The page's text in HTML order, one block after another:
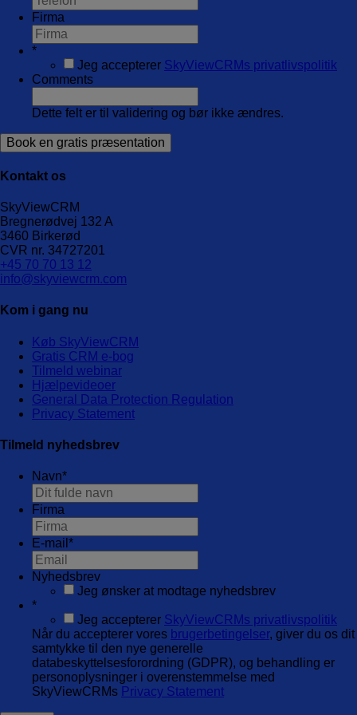
Firma
*
Jeg accepterer SkyViewCRMs privatlivspolitik
Comments
Dette felt er til validering og bør ikke ændres.
Kontakt os
SkyViewCRM
Bregnerødvej 132 A
3460 Birkerød
CVR nr. 34727201
+45 70 70 13 12
info@skyviewcrm.com
Kom i gang nu
Køb SkyViewCRM
Gratis CRM e-bog
Tilmeld webinar
Hjælpevideoer
General Data Protection Regulation
Privacy Statement
Tilmeld nyhedsbrev
Navn*
Firma
E-mail *
Nyhedsbrev
Jeg ønsker at modtage nyhedsbrev
*
Jeg accepterer SkyViewCRMs privatlivspolitik
Når du accepterer vores brugerbetingelser, giver du os dit
samtykke til den nye generelle
databeskyttelsesforordning (GDPR), og behandling er
personoplysninger i overenstemmelse med
SkyViewCRMs Privacy Statement